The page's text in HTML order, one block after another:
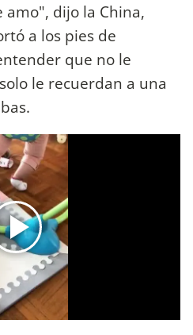
dijo la China,
a los pies de
que no le
le recuerdan a una